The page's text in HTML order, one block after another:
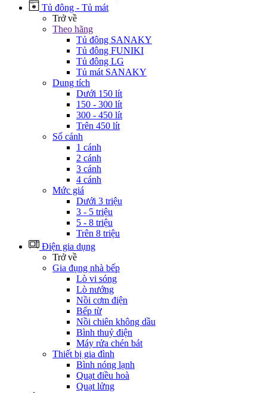
Tủ đông - Tủ mát
Trở về
Theo hãng
Tủ đông SANAKY
Tủ đông FUNIKI
Tủ đông LG
Tủ mát SANAKY
Dung tích
Dưới 150 lít
150 - 300 lít
300 - 450 lít
Trên 450 lít
Số cánh
1 cánh
2 cánh
3 cánh
4 cánh
Mức giá
Dưới 3 triệu
3 - 5 triệu
5 - 8 triệu
Trên 8 triệu
Điện gia dụng
Trở về
Gia đụng nhà bếp
Lò vi sóng
Lò nướng
Nồi cơm điện
Bếp từ
Nồi chiên không dầu
Bình thuỷ điện
Máy rửa chén bát
Thiết bị gia đình
Bình nóng lạnh
Quạt điều hoà
Quạt lửng